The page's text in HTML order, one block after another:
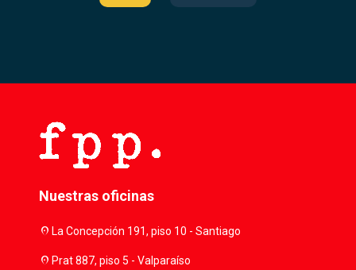
Nuestras oficinas
location_onLa Concepción 191, piso 10 - Santiago
location_onPrat 887, piso 5 - Valparaíso